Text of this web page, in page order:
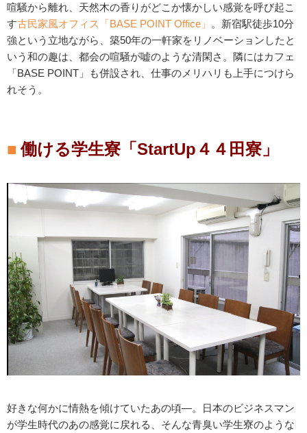
喧騒から離れ、天然木の香りがどこか懐かしい感覚を呼び起こ
す古民家風オフィス「BASE POINT Office」
。新宿駅徒歩10分
強という立地ながら、築50年の一軒家をリノベーションしたと
いう和の趣は、都会の喧騒が嘘のような清閑さ。隣にはカフェ
「BASE POINT」も併設され、仕事のメリハリも上手につけら
れそう。
働ける学生寮「StartUp４４田寮」
好きな何かに情熱を傾けていたあの頃―。日本のビジネスマン
が学生時代のあの感覚に戻れる、そんな青臭い学生寮のような